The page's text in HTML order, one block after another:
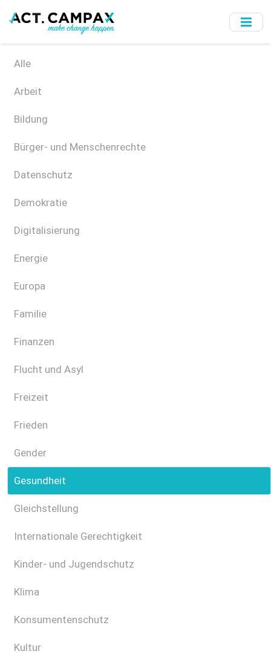
to
Alle
Arbeit
Bildung
Bürger- und Menschenrechte
Datenschutz
Demokratie
Digitalisierung
Energie
Europa
Familie
Finanzen
Flucht und Asyl
Freizeit
Frieden
Gender
Gesundheit
Gleichstellung
Internationale Gerechtigkeit
Kinder- und Jugendschutz
Klima
Konsumentenschutz
Kultur